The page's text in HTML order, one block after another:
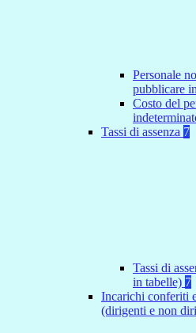
Personale
pubblicare
Costo del
Tassi di assenza 7
Tassi di
in tabelle) 7
Incarichi conferiti
(dirigenti e non